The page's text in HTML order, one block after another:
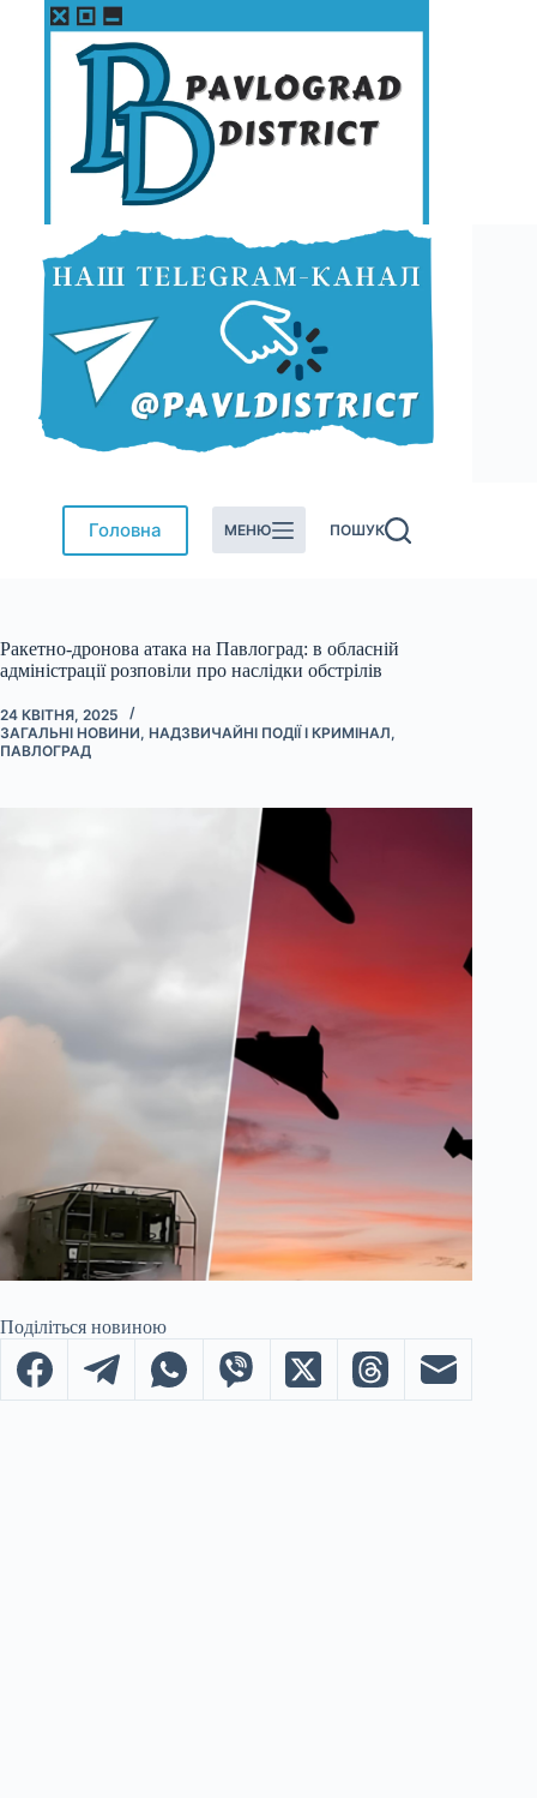
Перейти
Головна МЕНЮ ПОШУК
Ракетно-дронова атака на Павлоград: в обласній
адміністрації розповіли про наслідки обстрілів
24 КВІТНЯ, 2025
ЗАГАЛЬНІ НОВИНИ, НАДЗВИЧАЙНІ ПОДІЇ І КРИМІНАЛ,
ПАВЛОГРАД
Поділіться новиною